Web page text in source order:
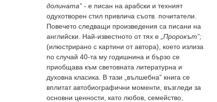
долината” - е писан на арабски и техният
одухотворен стил привлича съотв. почитатели.
Повечето следващи произведения са писани на
английски. Най-известното от тях е „Пророкът”;
(илюстрирано с картини от автора), което излиза
по случай 40-та му годишнина и бързо се
приобщава към световната литературна и
духовна класика. В тази „вълшебна” книга се
вплитат автобиографични моменти, възгледи за
основни ценности, като любов, семейство,